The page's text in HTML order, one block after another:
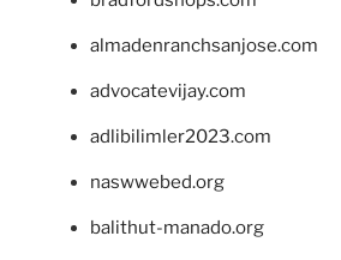
almadenranchsanjose.com
advocatevijay.com
adlibilimler2023.com
naswwebed.org
balithut-manado.org